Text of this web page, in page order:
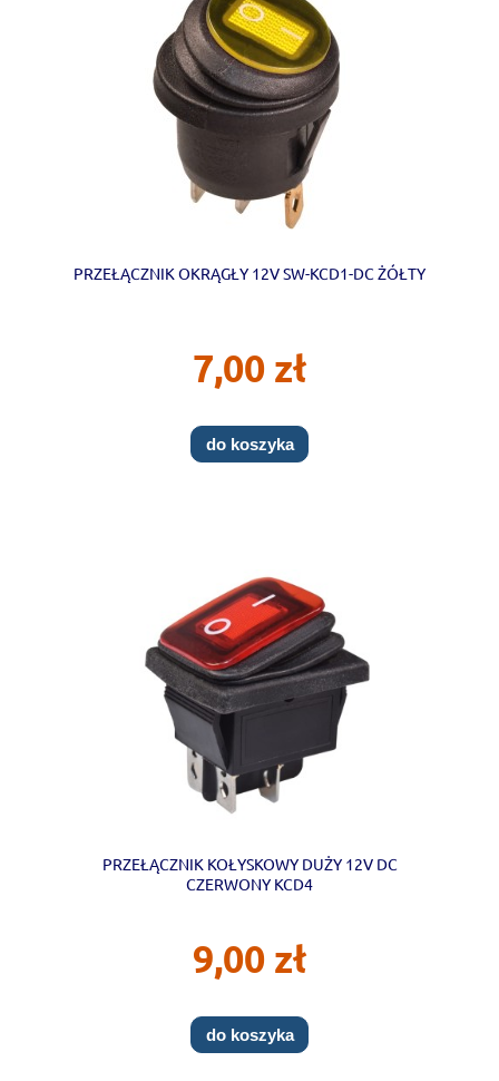
PRZEŁĄCZNIK OKRĄGŁY 12V SW-KCD1-DC ŻÓŁTY
7,00 zł
do koszyka
PRZEŁĄCZNIK KOŁYSKOWY DUŻY 12V DC
CZERWONY KCD4
9,00 zł
do koszyka